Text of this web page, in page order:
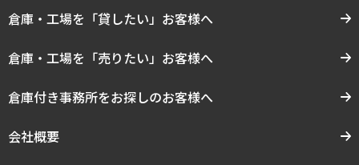
倉庫・工場を「貸したい」お客様へ
倉庫・工場を「売りたい」お客様へ
倉庫付き事務所をお探しのお客様へ
会社概要